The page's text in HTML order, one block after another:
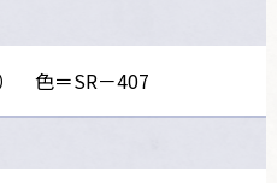
色＝SR－407